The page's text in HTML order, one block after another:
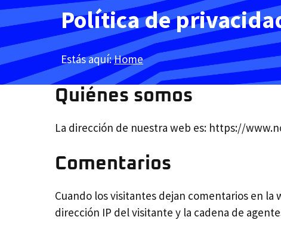
Política de
Estás aquí:Home
Quiénes somos
La dirección de nuestra web es: https://
Comentarios
Cuando los visitantes dejan comentarios en
dirección IP del visitante y la cadena de